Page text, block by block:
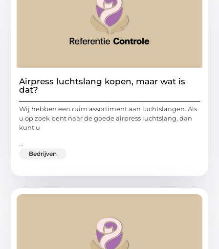
Airpress luchtslang kopen, maar wat is
dat?
Wij hebben een ruim assortiment aan luchtslangen. Als
u op zoek bent naar de goede airpress luchtslang, dan
kunt u
...
Bedrijven